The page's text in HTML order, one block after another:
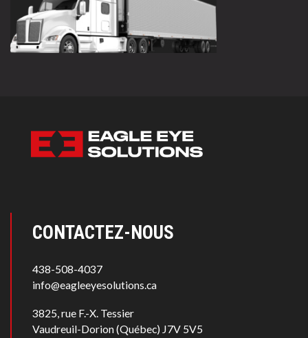
CONTACTEZ-NOUS
438-508-4037
info@eagleeyesolutions.ca
3825, rue F.-X. Tessier
Vaudreuil-Dorion (Québec) J7V 5V5